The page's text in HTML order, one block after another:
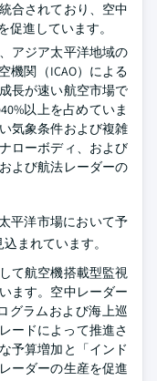
合されており、空中
進しています。
アジア太平洋地域の
機関（ICAO）による
長が速い航空市場で
以上を占めていま
気象条件および複雑
ローボディ、および
よび航法レーダーの
平洋市場において予
まれています。
て航空機搭載型監視
ます。空中レーダー
グラムおよび海上巡
ードによって推進さ
予算増加と「インド
ーダーの生産を促進